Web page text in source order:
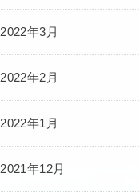
2022年3月
2022年2月
2022年1月
2021年12月